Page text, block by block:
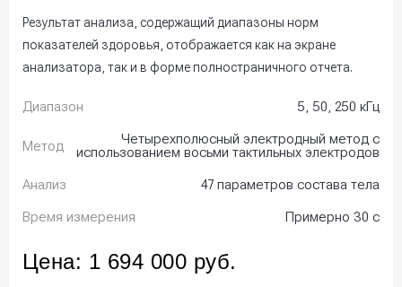
Результат анализа, содержащий диапазоны норм
показателей здоровья, отображается как на экране
анализатора, так и в форме полностраничного отчета.
Диапазон 5, 50, 250 кГц
Метод
Четырехполюсный электродный метод с
использованием восьми тактильных электродов
Анализ
47 параметров состава тела
Время измерения
Примерно 30 с
Цена: 1 694 000 руб.